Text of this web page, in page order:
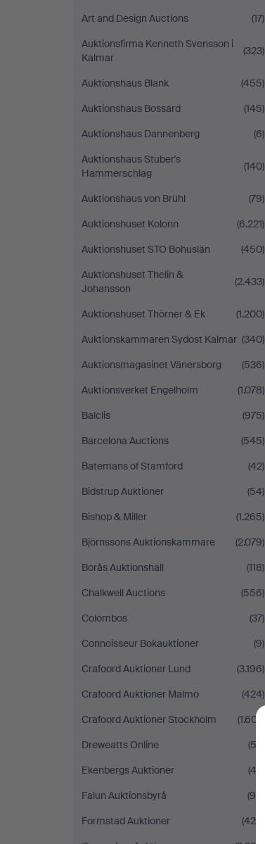
Art and Design Auctions
(17)
Auktionsfirma Kenneth Svensson i
Kalmar
(323)
Auktionshaus Blank
(455)
Auktionshaus Bossard
(145)
Auktionshaus Dannenberg
(6)
Auktionshaus Stuber's
Hammerschlag
(140)
Auktionshaus von Brühl
(79)
Auktionshuset Kolonn
(6.221)
Auktionshuset STO Bohuslän
(450)
Auktionshuset Thelin &
Johansson
(2.433)
Auktionshuset Thörner & Ek
(1.200)
Auktionskammaren Sydost Kalmar (340)
Auktionsmagasinet Vänersborg
(536)
Auktionsverket Engelholm
(1.078)
Balclis
(975)
Barcelona Auctions
(545)
Batemans of Stamford
(42)
Bidstrup Auktioner
(54)
Bishop & Miller
(1.265)
Björnssons Auktionskammare
(2.079)
Borås Auktionshall
(118)
Chalkwell Auctions
(556)
Colombos
(37)
Connoisseur Bokauktioner
(9)
Crafoord Auktioner Lund
(3.196)
Crafoord Auktioner Malmö
(424)
Crafoord Auktioner Stockholm
(1.607)
Dreweatts Online
(52)
Ekenbergs Auktioner
(42)
Falun Auktionsbyrå
(98)
Formstad Auktioner
(426)